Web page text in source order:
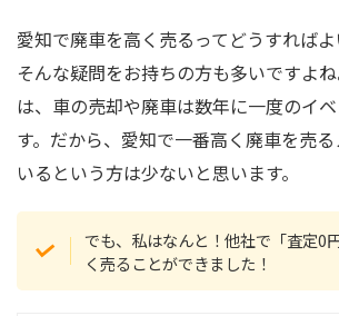
愛知で廃車を高く売るってどうすればよ
そんな疑問をお持ちの方も多いですよ
は、車の売却や廃車は数年に一度のイ
す。だから、愛知で一番高く廃車を売
いるという方は少ないと思います。
でも、私はなんと！他社で「査定0
く売ることができました！